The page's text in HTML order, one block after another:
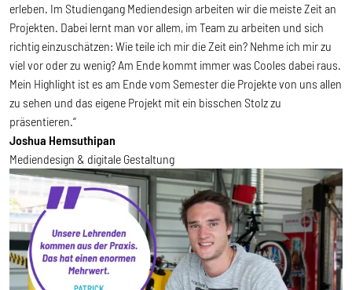
erleben. Im Studiengang Mediendesign arbeiten wir die meiste Zeit an
Projekten. Dabei lernt man vor allem, im Team zu arbeiten und sich
richtig einzuschätzen: Wie teile ich mir die Zeit ein? Nehme ich mir zu
viel vor oder zu wenig? Am Ende kommt immer was Cooles dabei raus.
Mein Highlight ist es am Ende vom Semester die Projekte von uns allen
zu sehen und das eigene Projekt mit ein bisschen Stolz zu
präsentieren.“
Joshua Hemsuthipan
Mediendesign & digitale Gestaltung